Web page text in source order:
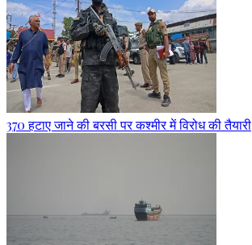
370 हटाए जाने की बरसी पर कश्मीर में विरोध की तैयारी